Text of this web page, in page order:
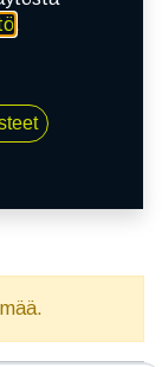
FORCE
.